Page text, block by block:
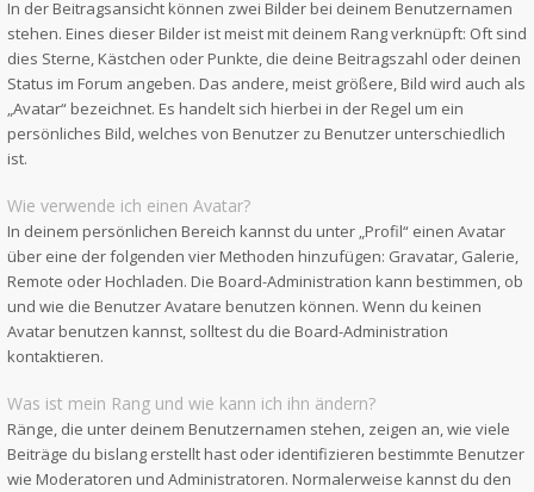
In der Beitragsansicht können zwei Bilder bei deinem Benutzernamen
stehen. Eines dieser Bilder ist meist mit deinem Rang verknüpft: Oft sind
dies Sterne, Kästchen oder Punkte, die deine Beitragszahl oder deinen
Status im Forum angeben. Das andere, meist größere, Bild wird auch als
„Avatar“ bezeichnet. Es handelt sich hierbei in der Regel um ein
persönliches Bild, welches von Benutzer zu Benutzer unterschiedlich
ist.
Wie verwende ich einen Avatar?
In deinem persönlichen Bereich kannst du unter „Profil“ einen Avatar
über eine der folgenden vier Methoden hinzufügen: Gravatar, Galerie,
Remote oder Hochladen. Die Board-Administration kann bestimmen, ob
und wie die Benutzer Avatare benutzen können. Wenn du keinen
Avatar benutzen kannst, solltest du die Board-Administration
kontaktieren.
Was ist mein Rang und wie kann ich ihn ändern?
Ränge, die unter deinem Benutzernamen stehen, zeigen an, wie viele
Beiträge du bislang erstellt hast oder identifizieren bestimmte Benutzer
wie Moderatoren und Administratoren. Normalerweise kannst du den